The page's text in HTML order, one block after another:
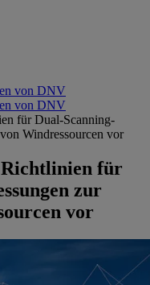
von DNV
von DNV
für Dual-Scanning-
Windressourcen vor
Richtlinien für
zur
vor